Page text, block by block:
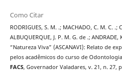
Como Citar
RODRIGUES, S. M. .; MACHADO, C. M. C. .;
ALBUQUERQUE, J. P. M. G. de .;
“Natureza Viva” (ASCANAVI): Relato de
pelos acadêmicos do curso de
FACS, Governador Valadares, v. 21, n. 27,